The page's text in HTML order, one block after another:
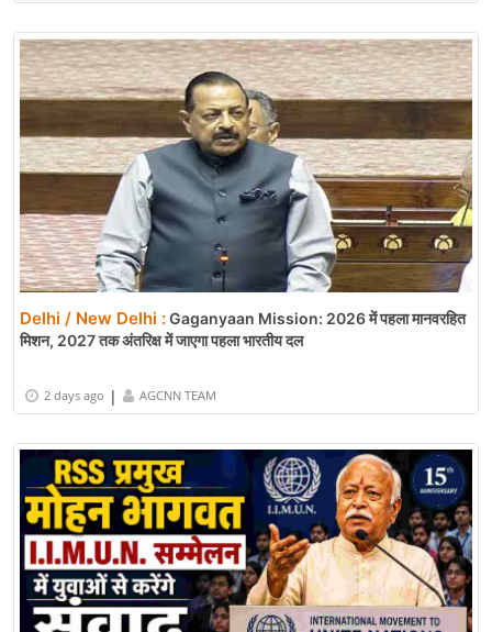
Delhi / New Delhi :Gaganyaan Mission: 2026 में पहला मानवरहित
मिशन, 2027 तक अंतरिक्ष में जाएगा पहला भारतीय दल
2 days ago | AGCNN TEAM